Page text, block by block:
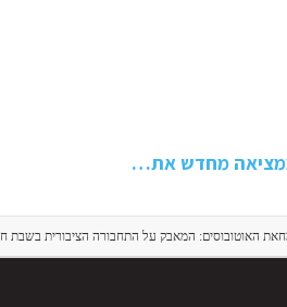
מחדש את…
האוטובוסים: המאבק על התחבורה הציבורית בשבת